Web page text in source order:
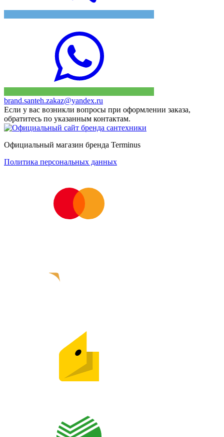
brand.santeh.zakaz@yandex.ru
Если у вас возникли вопросы при оформлении заказа,
обратитесь по указанным контактам.
Официальный магазин бренда Terminus
Политика персональных данных